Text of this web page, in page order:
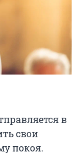
в
свои
покоя.